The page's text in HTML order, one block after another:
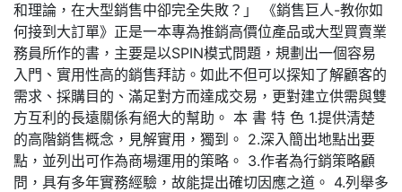
和理論，在大型銷售中卻完全失敗？」 《銷售巨人-教你如
何接到大訂單》正是一本專為推銷高價位產品或大型買賣業
務員所作的書，主要是以SPIN模式問題，規劃出一個容易
入門、實用性高的銷售拜訪。如此不但可以探知了解顧客的
需求、採購目的、滿足對方而達成交易，更對建立供需與雙
方互利的長遠關係有絕大的幫助。 本 書 特 色 1.提供清楚
的高階銷售概念，見解實用，獨到。 2.深入簡出地點出要
點，並列出可作為商場運用的策略。 3.作者為行銷策略顧
問，具有多年實務經驗，故能提出確切因應之道。 4.列舉多